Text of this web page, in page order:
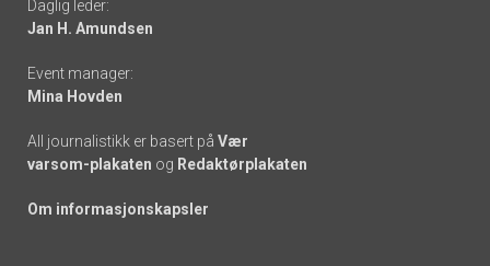
links
Daglig leder:
Jan H. Amundsen
Event manager:
Mina Hovden
All journalistikk er basert på Vær
varsom-plakaten og Redaktørplakaten
Om informasjonskapsler